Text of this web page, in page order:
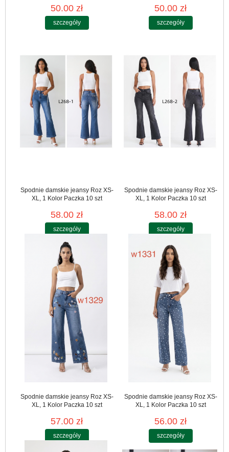
50.00 zł
szczegóły
50.00 zł
szczegóły
Spodnie damskie jeansy Roz XS-
XL, 1 Kolor Paczka 10 szt
58.00 zł
szczegóły
Spodnie damskie jeansy Roz XS-
XL, 1 Kolor Paczka 10 szt
58.00 zł
szczegóły
Spodnie damskie jeansy Roz XS-
XL, 1 Kolor Paczka 10 szt
57.00 zł
szczegóły
Spodnie damskie jeansy Roz XS-
XL, 1 Kolor Paczka 10 szt
56.00 zł
szczegóły